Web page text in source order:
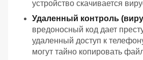
устройство скачивается
Удаленный контроль
вредоносный код дает
удаленный доступ к
могут тайно копировать